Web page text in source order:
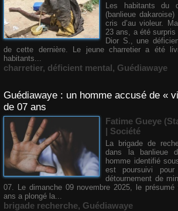
Les habitants du
(banlieue
cris d’au violeur.
23 ans, a été
Dior S., une
de cette dernière. Le jeune charretier a été
habitants...
charretier, déficient mental, Guédiawaye
Guédiawaye : un homme accusé de «
de 07 ans
Fatime Gueye
| Société
La brigade de
dans la banlieue
homme identifié
est poursuivi
détournement de
07. Le dimanche 09 novembre 2025, le présumé
ans a plongé la...
brigade recherche, Guédiawaye